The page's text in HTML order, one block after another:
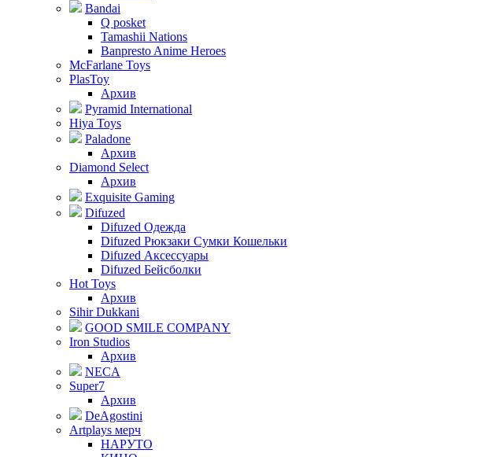
Bandai
Q posket
Tamashii Nations
Banpresto Anime Heroes
McFarlane Toys
PlasToy
Архив
Pyramid International
Hiya Toys
Paladone
Архив
Diamond Select
Архив
Exquisite Gaming
Difuzed
Difuzed Одежда
Difuzed Рюкзаки Сумки Кошельки
Difuzed Аксессуары
Difuzed Бейсболки
Hot Toys
Архив
Sihir Dukkani
GOOD SMILE COMPANY
Iron Studios
Архив
NECA
Super7
Архив
DeAgostini
Artplays мерч
НАРУТО